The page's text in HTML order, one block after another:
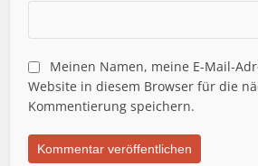
Meinen Namen, meine E-Mail-
Website in diesem Browser für die
Kommentierung speichern.